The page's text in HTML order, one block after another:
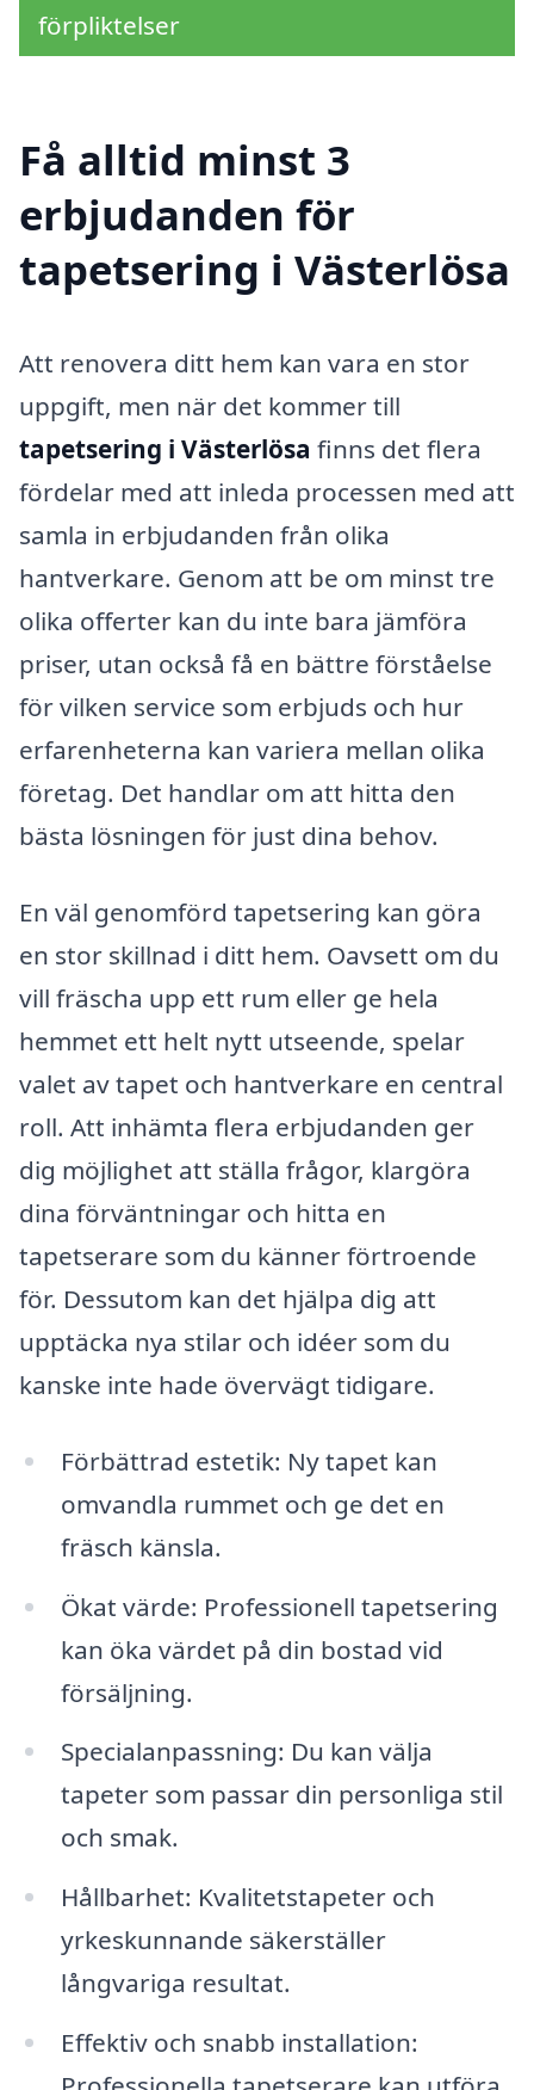
förpliktelser
Få alltid minst 3
erbjudanden för
tapetsering i Västerlösa
Att renovera ditt hem kan vara en stor
uppgift, men när det kommer till
tapetsering i Västerlösa finns det flera
fördelar med att inleda processen med att
samla in erbjudanden från olika
hantverkare. Genom att be om minst tre
olika offerter kan du inte bara jämföra
priser, utan också få en bättre förståelse
för vilken service som erbjuds och hur
erfarenheterna kan variera mellan olika
företag. Det handlar om att hitta den
bästa lösningen för just dina behov.
En väl genomförd tapetsering kan göra
en stor skillnad i ditt hem. Oavsett om du
vill fräscha upp ett rum eller ge hela
hemmet ett helt nytt utseende, spelar
valet av tapet och hantverkare en central
roll. Att inhämta flera erbjudanden ger
dig möjlighet att ställa frågor, klargöra
dina förväntningar och hitta en
tapetserare som du känner förtroende
för. Dessutom kan det hjälpa dig att
upptäcka nya stilar och idéer som du
kanske inte hade övervägt tidigare.
Förbättrad estetik: Ny tapet kan
omvandla rummet och ge det en
fräsch känsla.
Ökat värde: Professionell tapetsering
kan öka värdet på din bostad vid
försäljning.
Specialanpassning: Du kan välja
tapeter som passar din personliga stil
och smak.
Hållbarhet: Kvalitetstapeter och
yrkeskunnande säkerställer
långvariga resultat.
Effektiv och snabb installation: